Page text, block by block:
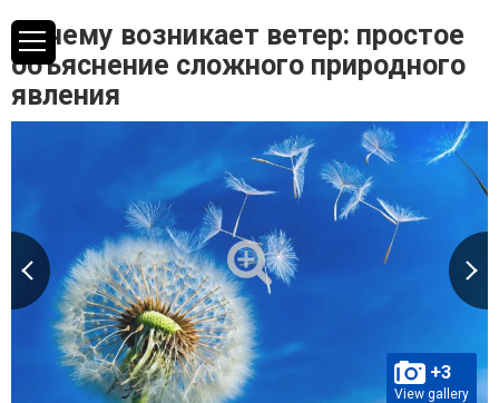
Почему возникает ветер: простое
объяснение сложного природного
явления
+3
View gallery